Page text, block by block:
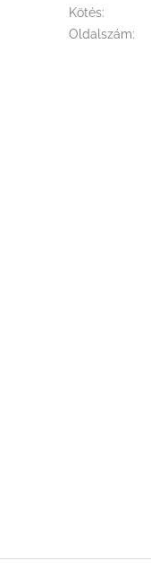
Kötés:
Oldalszám: